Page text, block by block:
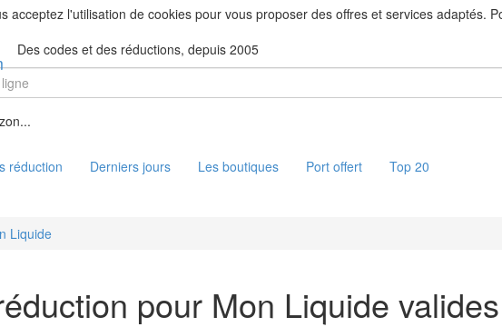
acceptez l'utilisation de cookies pour vous proposer des offres et services adaptés.
Des codes et des réductions, depuis 2005
réduction Derniers jours Les boutiques Port offert Top 20
Liquide
pour Mon Liquide